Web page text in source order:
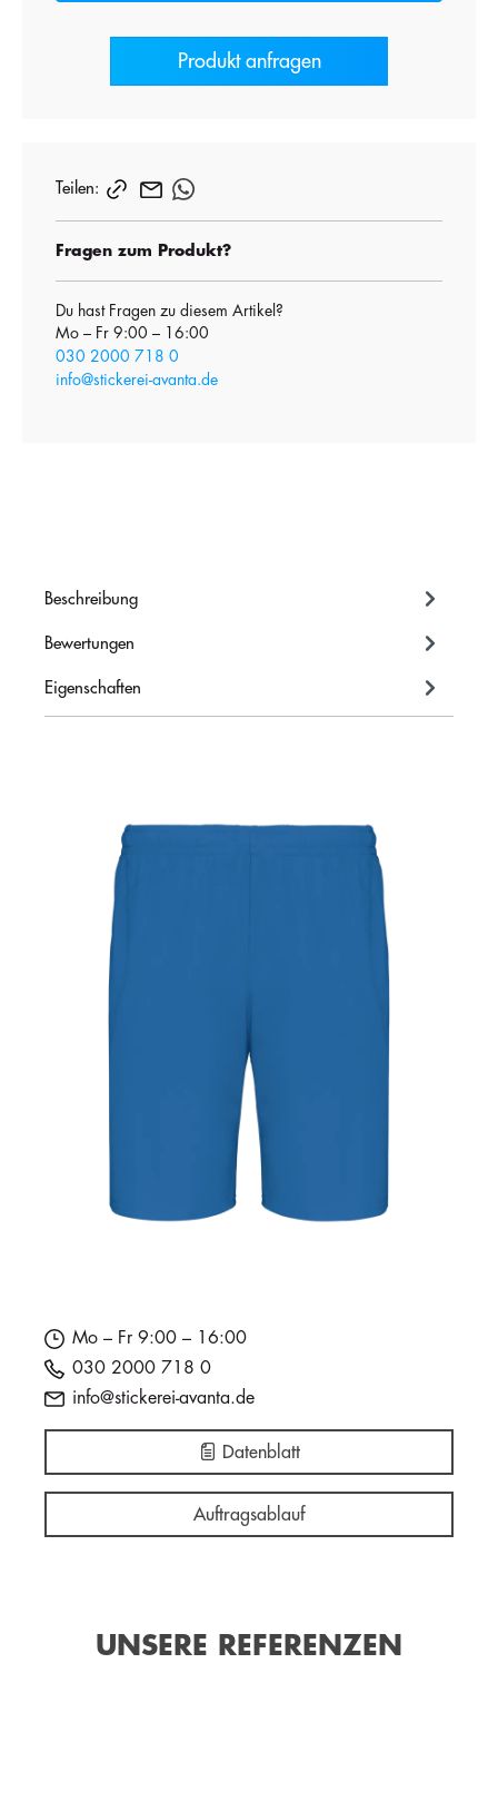
Produkt anfragen
Teilen:
Fragen zum Produkt?
Du hast Fragen zu diesem Artikel?
Mo – Fr 9:00 – 16:00
030 2000 718 0
info@stickerei-avanta.de
Beschreibung
Bewertungen
Eigenschaften
Mo – Fr 9:00 – 16:00
030 2000 718 0
info@stickerei-avanta.de
Datenblatt
Auftragsablauf
UNSERE REFERENZEN